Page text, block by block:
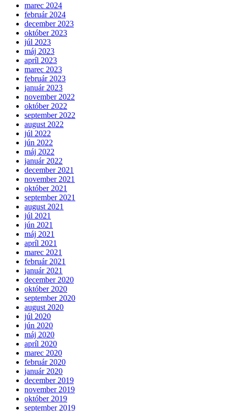
marec 2024
február 2024
december 2023
október 2023
júl 2023
máj 2023
apríl 2023
marec 2023
február 2023
január 2023
november 2022
október 2022
september 2022
august 2022
júl 2022
jún 2022
máj 2022
január 2022
december 2021
november 2021
október 2021
september 2021
august 2021
júl 2021
jún 2021
máj 2021
apríl 2021
marec 2021
február 2021
január 2021
december 2020
október 2020
september 2020
august 2020
júl 2020
jún 2020
máj 2020
apríl 2020
marec 2020
február 2020
január 2020
december 2019
november 2019
október 2019
september 2019